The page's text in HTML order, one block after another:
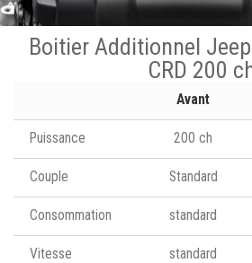
Boitier Additionnel
CRD 200
Avant
Puissance 200 ch
Couple Standard
Consommation standard
Vitesse standard